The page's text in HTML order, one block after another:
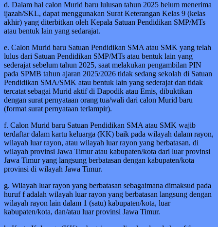
d. Dalam hal calon Murid baru lulusan tahun 2025 belum menerima
ijazah/SKL, dapat menggunakan Surat Keterangan Kelas 9 (kelas
akhir) yang diterbitkan oleh Kepala Satuan Pendidikan SMP/MTs
atau bentuk lain yang sedarajat.
e. Calon Murid baru Satuan Pendidikan SMA atau SMK yang telah
lulus dari Satuan Pendidikan SMP/MTs atau bentuk lain yang
sederajat sebelum tahun 2025, saat melakukan pengambilan PIN
pada SPMB tahun ajaran 2025/2026 tidak sedang sekolah di Satuan
Pendidikan SMA/SMK atau bentuk lain yang sederajat dan tidak
tercatat sebagai Murid aktif di Dapodik atau Emis, dibuktikan
dengan surat pernyataan orang tua/wali dari calon Murid baru
(format surat pernyataan terlampir).
f. Calon Murid baru Satuan Pendidikan SMA atau SMK wajib
terdaftar dalam kartu keluarga (KK) baik pada wilayah dalam rayon,
wilayah luar rayon, atau wilayah luar rayon yang berbatasan, di
wilayah provinsi Jawa Timur atau kabupaten/kota dari luar provinsi
Jawa Timur yang langsung berbatasan dengan kabupaten/kota
provinsi di wilayah Jawa Timur.
g. Wilayah luar rayon yang berbatasan sebagaimana dimaksud pada
huruf f adalah wilayah luar rayon yang berbatasan langsung dengan
wilayah rayon lain dalam 1 (satu) kabupaten/kota, luar
kabupaten/kota, dan/atau luar provinsi Jawa Timur.